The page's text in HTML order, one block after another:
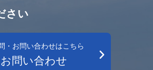
さい
・お問い合わせはこちら
お問い合わせ